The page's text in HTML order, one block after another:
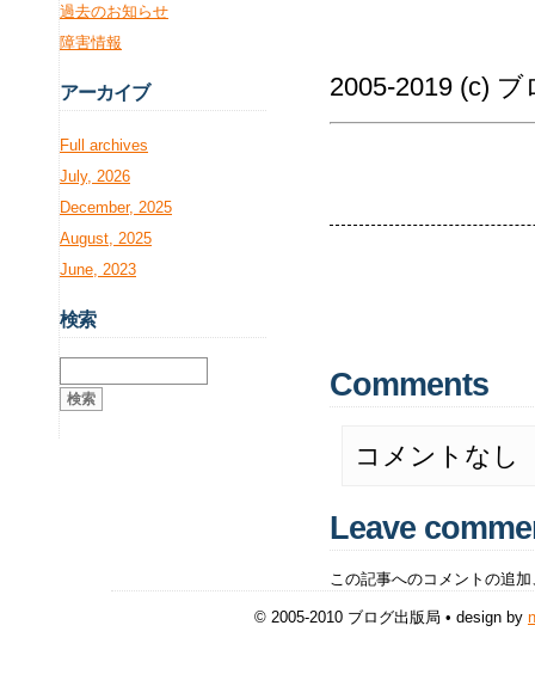
2005-2019 (c) ブ
Comments
コメントなし
Leave
この記事へのコメントの追
過去のお知らせ
障害情報
アーカイブ
Full archives
July, 2026
December, 2025
August, 2025
June, 2023
検索
© 2005-2010 ブログ出版局 • design by